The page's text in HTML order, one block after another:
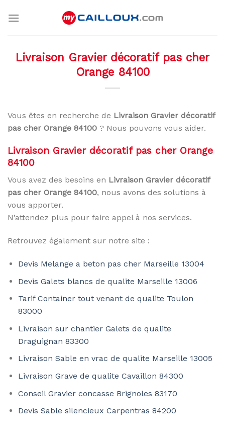
Livraison Gravier décoratif pas cher
Orange 84100
Vous êtes en recherche de Livraison Gravier décoratif
pas cher Orange 84100 ? Nous pouvons vous aider.
Livraison Gravier décoratif pas cher Orange
84100
Vous avez des besoins en Livraison Gravier décoratif
pas cher Orange 84100, nous avons des solutions à
vous apporter.
N’attendez plus pour faire appel à nos services.
Retrouvez également sur notre site :
Devis Melange a beton pas cher Marseille 13004
Devis Galets blancs de qualite Marseille 13006
Tarif Container tout venant de qualite Toulon
83000
Livraison sur chantier Galets de qualite
Draguignan 83300
Livraison Sable en vrac de qualite Marseille 13005
Livraison Grave de qualite Cavaillon 84300
Conseil Gravier concasse Brignoles 83170
Devis Sable silencieux Carpentras 84200